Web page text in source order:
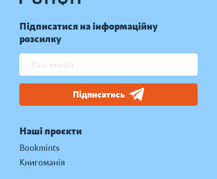
Підписатися на інформаційну
розсилку
Підписатись
Наші проєкти
Bookmints
Книгоманія